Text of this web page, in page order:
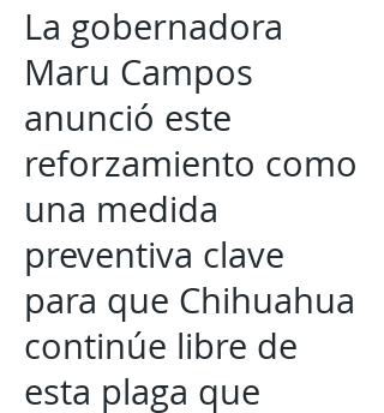
La gobernadora
Maru Campos
anunció este
reforzamiento como
una medida
preventiva clave
para que Chihuahua
continúe libre de
esta plaga que